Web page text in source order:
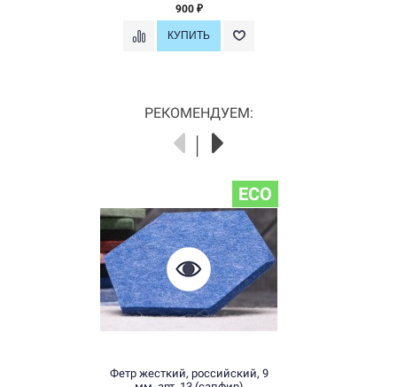
900 ₽
РЕКОМЕНДУЕМ:
ECO
Фетр жесткий, российский, 9